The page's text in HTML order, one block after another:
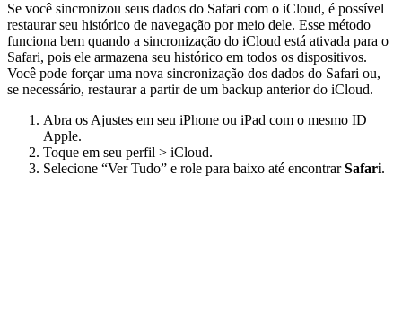
Se você sincronizou seus dados do Safari com o iCloud, é possível
restaurar seu histórico de navegação por meio dele. Esse método
funciona bem quando a sincronização do iCloud está ativada para o
Safari, pois ele armazena seu histórico em todos os dispositivos.
Você pode forçar uma nova sincronização dos dados do Safari ou,
se necessário, restaurar a partir de um backup anterior do iCloud.
Abra os Ajustes em seu iPhone ou iPad com o mesmo ID
Apple.
Toque em seu perfil > iCloud.
Selecione “Ver Tudo” e role para baixo até encontrarSafari.